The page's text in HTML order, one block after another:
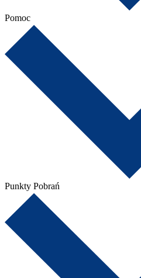
Pomoc
Punkty Pobrań